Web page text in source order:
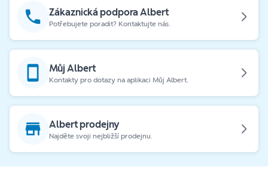
Zákaznická podpora Albert
Potřebujete poradit? Kontaktujte nás.
Můj Albert
Kontakty pro dotazy na aplikaci Můj Albert.
Albert prodejny
Najděte svoji nejbližší prodejnu.